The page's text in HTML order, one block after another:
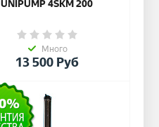
UNIPUMP 4SKM 200
Много
13 500Руб